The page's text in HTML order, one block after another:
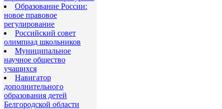
Образование России:
новое правовое
регулирование
Российский совет
олимпиад школьников
Муниципальное
научное общество
учащихся
Навигатор
дополнительного
образования детей
Белгородской области